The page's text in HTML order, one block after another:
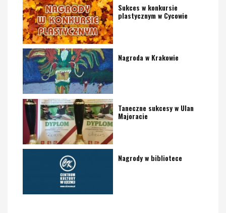
Sukces w konkursie
plastycznym w Cycowie
Nagroda w Krakowie
Taneczne sukcesy w Ulan
Majoracie
Nagrody w bibliotece